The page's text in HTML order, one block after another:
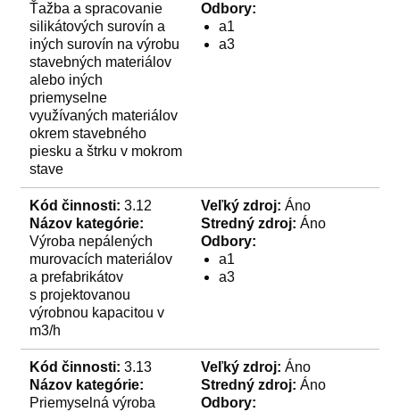
Ťažba a spracovanie
silikátových surovín a
iných surovín na výrobu
stavebných materiálov
alebo iných
priemyselne
využívaných materiálov
okrem stavebného
piesku a štrku v mokrom
stave
Odbory:
a1
a3
Kód činnosti: 3.12
Názov kategórie:
Výroba nepálených
murovacích materiálov
a prefabrikátov
s projektovanou
výrobnou kapacitou v
m3/h
Veľký zdroj: Áno
Stredný zdroj: Áno
Odbory:
a1
a3
Kód činnosti: 3.13
Názov kategórie:
Priemyselná výroba
Veľký zdroj: Áno
Stredný zdroj: Áno
Odbory: